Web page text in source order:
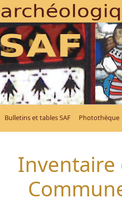
Bulletins et tables SAF Photothèque
Inventaire